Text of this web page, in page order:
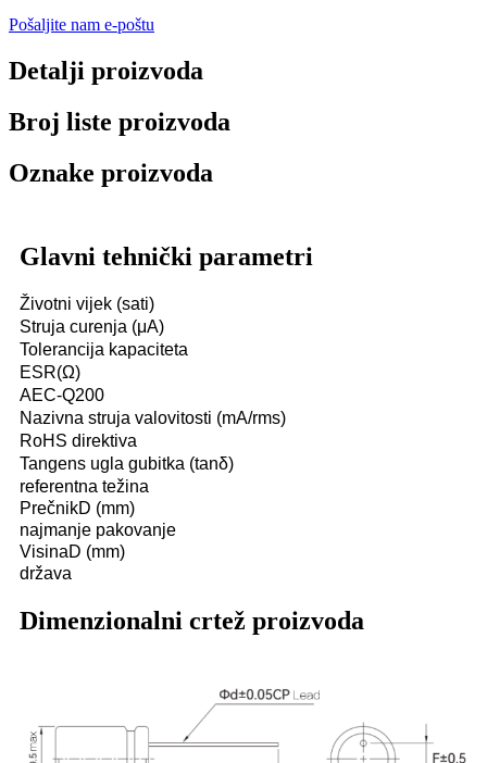
Pošaljite nam e-poštu
Detalji proizvoda
Broj liste proizvoda
Oznake proizvoda
Glavni tehnički parametri
Životni vijek (sati)
Struja curenja (μA)
Tolerancija kapaciteta
ESR(Ω)
AEC-Q200
Nazivna struja valovitosti (mA/rms)
RoHS direktiva
Tangens ugla gubitka (tanδ)
referentna težina
PrečnikD (mm)
najmanje pakovanje
VisinaD (mm)
država
Dimenzionalni crtež proizvoda